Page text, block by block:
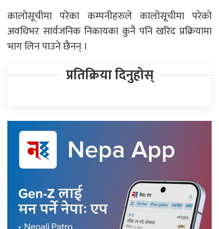
कालोसूचीमा परेका कम्पनीहरुले कालोसूचीमा परेको
अवधिभर सार्वजनिक निकायका कुनै पनि खरिद प्रक्रियामा
भाग लिन पाउने छैनन् ।
प्रतिक्रिया दिनुहोस्